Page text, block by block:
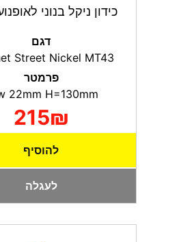
כידון ניקל בנוני
דגם
פרמטר
215₪
להוסיף
לעגלה